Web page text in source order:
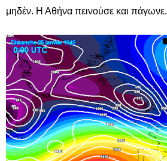
μηδέν. Η Αθήνα πεινούσε και πάγωνε.